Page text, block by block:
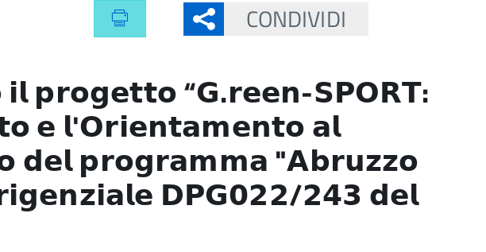
CONDIVIDI
𝗽𝗿𝗼𝗴𝗲𝘁𝘁𝗼 “𝗚.𝗿𝗲𝗲𝗻-𝗦𝗣𝗢𝗥𝗧:
𝗲 𝗹'𝗢𝗿𝗶𝗲𝗻𝘁𝗮𝗺𝗲𝗻𝘁𝗼 𝗮𝗹
𝗱𝗲𝗹 𝗽𝗿𝗼𝗴𝗿𝗮𝗺𝗺𝗮 "𝗔𝗯𝗿𝘂𝘇𝘇𝗼
𝗗𝗣𝗚𝟬𝟮𝟮/𝟮𝟰𝟯 𝗱𝗲𝗹